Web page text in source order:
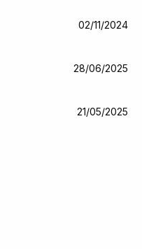
02/11/2024
28/06/2025
21/05/2025